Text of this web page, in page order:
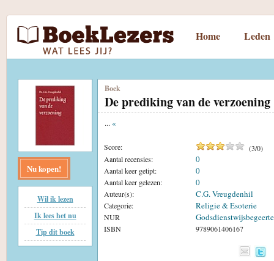
Home Leden
Nu kopen!
Wil ik lezen
Ik lees het nu
Tip dit boek
Boek
De prediking van de verzoening
... «
Score: (3/0)
Aantal recensies:
0
Aantal keer getipt: 0
Aantal keer gelezen: 0
Auteur(s): C.G. Vreugdenhil
Categorie: Religie & Esoterie
NUR
ISBN 9789061406167